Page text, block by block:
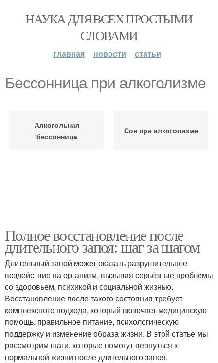
НАУКА ДЛЯ ВСЕХ ПРОСТЫМИ
СЛОВАМИ
главная новости статьи
Бессонница при алкоголизме
Алкогольная
бессонница
Сон при алкоголизме
Полное восстановление после
длительного запоя: шаг за шагом
Длительный запой может оказать разрушительное
воздействие на организм, вызывая серьёзные проблемы
со здоровьем, психикой и социальной жизнью.
Восстановление после такого состояния требует
комплексного подхода, который включает медицинскую
помощь, правильное питание, психологическую
поддержку и изменение образа жизни. В этой статье мы
рассмотрим шаги, которые помогут вернуться к
нормальной жизни после длительного запоя.